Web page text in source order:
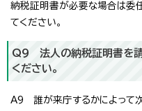
納税証明書が必要な場合は委
てください。
Q9 法人の納税証明書を
ください。
A9 誰が来庁するかによって次